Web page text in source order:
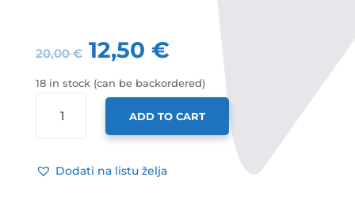
20,00€ 12,50 €
18 in stock (can be backordered)
ESL-
ADD TO CART
Dodati na listu želja